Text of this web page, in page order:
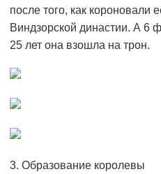
после того, как короновали
Виндзорской династии. А 6
25 лет она взошла на трон.
3. Образование королевы